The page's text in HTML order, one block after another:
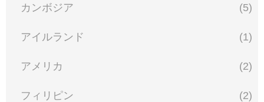
カンボジア (5)
アイルランド (1)
アメリカ (2)
フィリピン (2)